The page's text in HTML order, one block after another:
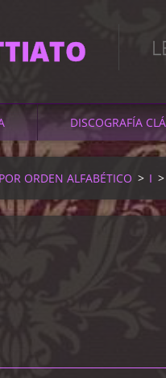
DISCOGRAFÍA
ORDEN ALFABÉTICO > I >